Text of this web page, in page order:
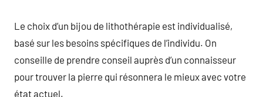
Le choix d’un bijou de lithothérapie est individualisé,
basé sur les besoins spécifiques de l’individu. On
conseille de prendre conseil auprès d’un connaisseur
pour trouver la pierre qui résonnera le mieux avec votre
état actuel.